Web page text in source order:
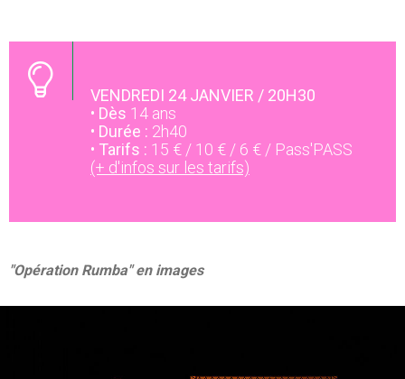
VENDREDI 24 JANVIER / 20H30
• Dès 14 ans
• Durée : 2h40
• Tarifs : 15 € / 10 € / 6 € / Pass'PASS
(+ d'infos sur les tarifs)
"Opération Rumba" en images